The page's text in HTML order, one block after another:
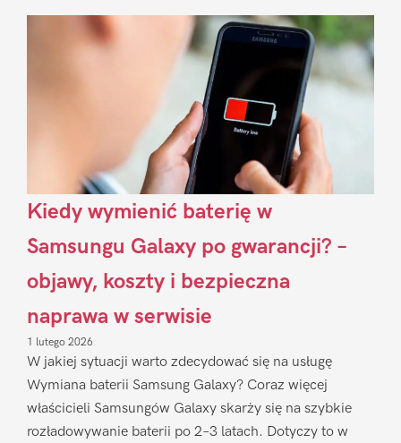
Sidebar
Kiedy wymienić baterię w
Samsungu Galaxy po gwarancji? –
objawy, koszty i bezpieczna
naprawa w serwisie
1 lutego 2026
W jakiej sytuacji warto zdecydować się na usługę
Wymiana baterii Samsung Galaxy? Coraz więcej
właścicieli Samsungów Galaxy skarży się na szybkie
rozładowywanie baterii po 2–3 latach. Dotyczy to w